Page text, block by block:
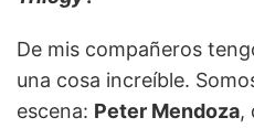
De mis compañeros
una cosa increíble.
escena: Peter Mendoza,